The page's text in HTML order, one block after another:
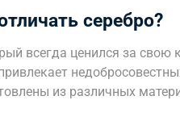
серебро?
всегда ценился за свою
из различных